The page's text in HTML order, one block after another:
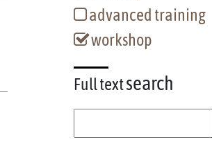
advanced training
workshop
Full textsearch